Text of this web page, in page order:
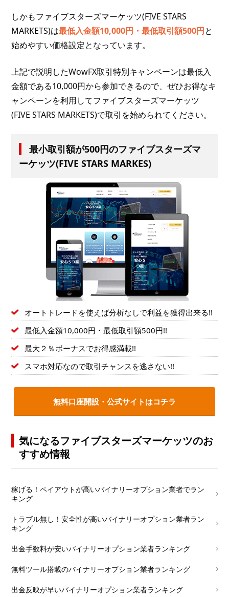
しかもファイブスターズマーケッツ(FIVE STARS
MARKETS)は最低入金額10,000円・最低取引額500円と
始めやすい価格設定となっています。
上記で説明したWowFX取引特別キャンペーンは最低入
金額である10,000円から参加できるので、ぜひお得なキ
ャンペーンを利用してファイブスターズマーケッツ
(FIVE STARS MARKETS)で取引を始められてください。
最小取引額が500円のファイブスターズマ
ーケッツ(FIVE STARS MARKES)
オートトレードを使えば分析なしで利益を獲得出来る!!
最低入金額10,000円・最低取引額500円!!
最大２％ボーナスでお得感満載!!
スマホ対応なので取引チャンスを逃さない!!
無料口座開設・公式サイトはコチラ
気になるファイブスターズマーケッツのお
すすめ情報
稼げる！ペイアウトが高いバイナリーオプション業者でラン
キング
トラブル無し！安全性が高いバイナリーオプション業者ラン
キング
出金手数料が安いバイナリーオプション業者ランキング
無料ツール搭載のバイナリーオプション業者ランキング
出金反映が早いバイナリーオプション業者ランキング